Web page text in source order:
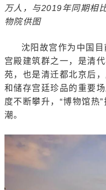
万人，与2019年同期相
物院供图
沈阳故宫作为中国
宫殿建筑群之一，是清
苑，也是清迁都北京后
和储存宫廷珍品的重要
度不断攀升，“博物馆热
潮。